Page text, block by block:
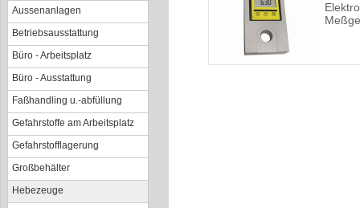
Aussenanlagen
Betriebsausstattung
Büro - Arbeitsplatz
Büro - Ausstattung
Faßhandling u.-abfüllung
Gefahrstoffe am Arbeitsplatz
Gefahrstofflagerung
Großbehälter
Hebezeuge